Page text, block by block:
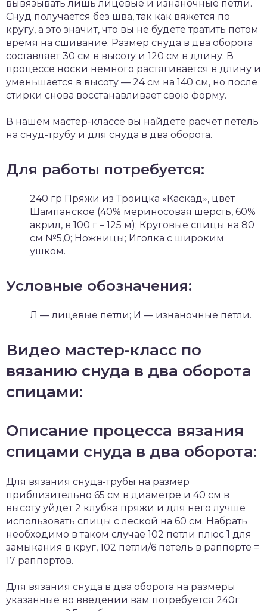
вывязывать лишь лицевые и изнаночные петли.
Снуд получается без шва, так как вяжется по
кругу, а это значит, что вы не будете тратить потом
время на сшивание. Размер снуда в два оборота
составляет 30 см в высоту и 120 см в длину. В
процессе носки немного растягивается в длину и
уменьшается в высоту — 24 см на 140 см, но после
стирки снова восстанавливает свою форму.
В нашем мастер-классе вы найдете расчет петель
на снуд-трубу и для снуда в два оборота.
Для работы потребуется:
240 гр Пряжи из Троицка «Каскад», цвет
Шампанское (40% мериносовая шерсть, 60%
акрил, в 100 г – 125 м); Круговые спицы на 80
см №5,0; Ножницы; Иголка с широким
ушком.
Условные обозначения:
Л — лицевые петли; И — изнаночные петли.
Видео мастер-класс по
вязанию снуда в два оборота
спицами:
Описание процесса вязания
спицами снуда в два оборота:
Для вязания снуда-трубы на размер
приблизительно 65 см в диаметре и 40 см в
высоту уйдет 2 клубка пряжи и для него лучше
использовать спицы с леской на 60 см. Набрать
необходимо в таком случае 102 петли плюс 1 для
замыкания в круг, 102 петли/6 петель в раппорте =
17 раппортов.
Для вязания снуда в два оборота на размеры
указанные во введении вам потребуется 240г